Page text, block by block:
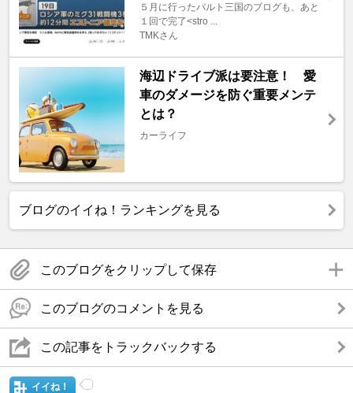
５月に行ったバルト三国のブログも、あと
１回で完了<stro ...
TMKさん
海辺ドライブ派は要注意！ 愛
車のダメージを防ぐ重要メンテ
とは？
カーライフ
ブログのイイね！ランキングを見る
このブログをクリップして保存
このブログのコメントを見る
この記事をトラックバックする
イイね！